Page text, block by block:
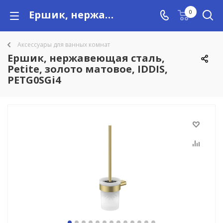
Ершик, нержавеющая сталь, Petite, золото матовое, IDDIS, PETG0SGi4 купить в Алматы с доставкой по Казахстану, цены 0
Аксессуары для ванных комнат
Ершик, нержавеющая сталь,
Petite, золото матовое, IDDIS,
PETG0SGi4